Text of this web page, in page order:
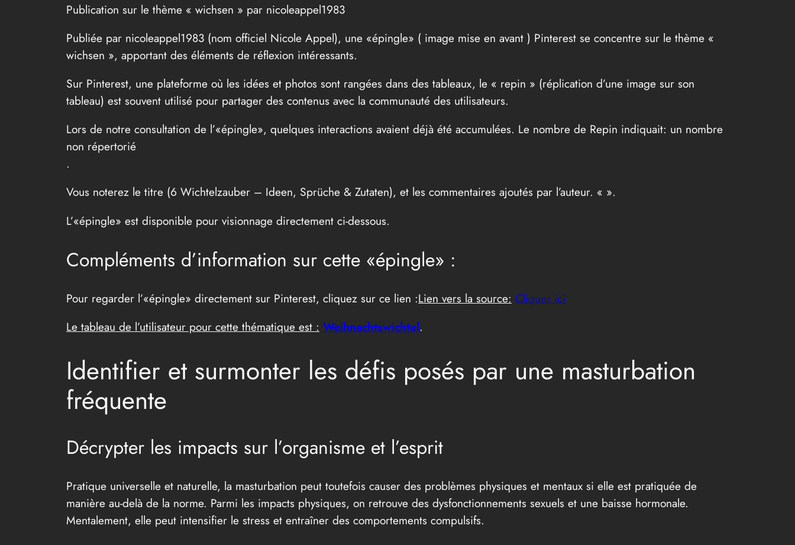
Publication sur le thème « wichsen » par nicoleappel1983
Publiée par nicoleappel1983 (nom officiel Nicole Appel), une «épingle» ( image mise en avant ) Pinterest se concentre sur le thème «
wichsen », apportant des éléments de réflexion intéressants.
Sur Pinterest, une plateforme où les idées et photos sont rangées dans des tableaux, le « repin » (réplication d’une image sur son
tableau) est souvent utilisé pour partager des contenus avec la communauté des utilisateurs.
Lors de notre consultation de l’«épingle», quelques interactions avaient déjà été accumulées. Le nombre de Repin indiquait: un nombre
non répertorié
.
Vous noterez le titre (6 Wichtelzauber – Ideen, Sprüche & Zutaten), et les commentaires ajoutés par l’auteur. « ».
L’«épingle» est disponible pour visionnage directement ci-dessous.
Compléments d’information sur cette «épingle» :
Pour regarder l’«épingle» directement sur Pinterest, cliquez sur ce lien :Lien vers la source: Cliquer ici
Le tableau de l’utilisateur pour cette thématique est : Weihnachtswichtel.
Identifier et surmonter les défis posés par une masturbation
fréquente
Décrypter les impacts sur l’organisme et l’esprit
Pratique universelle et naturelle, la masturbation peut toutefois causer des problèmes physiques et mentaux si elle est pratiquée de
manière au-delà de la norme. Parmi les impacts physiques, on retrouve des dysfonctionnements sexuels et une baisse hormonale.
Mentalement, elle peut intensifier le stress et entraîner des comportements compulsifs.